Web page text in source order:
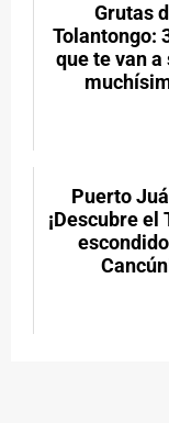
Grutas
Tolantongo:
que te van
Puerto
¡Descubre el